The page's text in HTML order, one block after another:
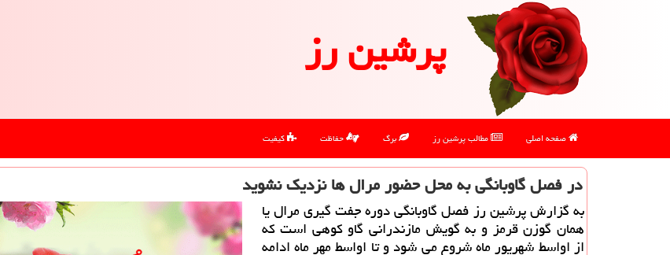
پرشین رز
صفحه اصلی مطالب پرشین رز برگ حفاظت کیفیت
در فصل گاوبانگی به محل حضور مرال ها نزدیك نشوید
به گزارش پرشین رز فصل گاوبانگی دوره جفت گیری مرال یا
همان گوزن قرمز و به گویش مازندرانی گاو كوهی است كه
از اواسط شهریور ماه شروع می شود و تا اواسط مهر ماه ادامه